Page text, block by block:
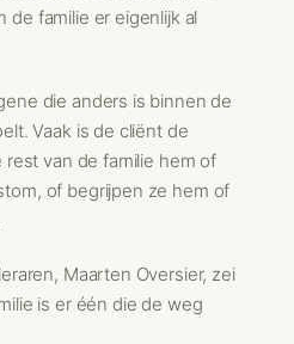
de familie er eigenlijk al
die anders is binnen de
Vaak is de cliënt de
van de familie hem of
of begrijpen ze hem of
Maarten Oversier, zei
is er één die de weg